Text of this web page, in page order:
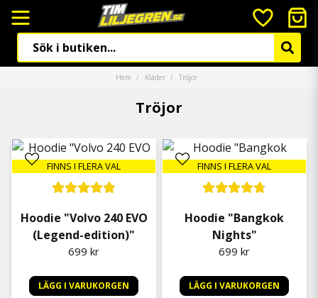
Hem Kläder Tröjor
Tröjor
FINNS I FLERA VAL
Hoodie "Volvo 240 EVO
(Legend-edition)"
699 kr
LÄGG I VARUKORGEN
FINNS I FLERA VAL
Hoodie "Bangkok
Nights"
699 kr
LÄGG I VARUKORGEN